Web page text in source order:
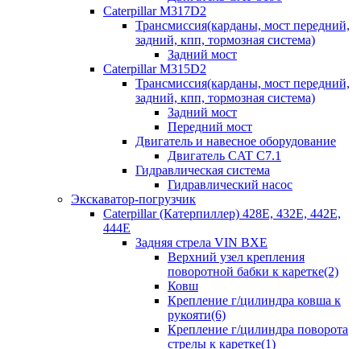
Caterpillar M317D2
Трансмиссия(карданы, мост передний,
задний, кпп, тормозная система)
Задний мост
Caterpillar M315D2
Трансмиссия(карданы, мост передний,
задний, кпп, тормозная система)
Задний мост
Передний мост
Двигатель и навесное оборудование
Двигатель CAT C7.1
Гидравлическая система
Гидравлический насос
Экскаватор-погрузчик
Caterpillar (Катерпиллер) 428E, 432E, 442E,
444E
Задняя стрела VIN BXE
Верхний узел крепления
поворотной бабки к каретке(2)
Ковш
Крепление г/цилиндра ковша к
рукояти(6)
Крепление г/цилиндра поворота
стрелы к каретке(1)